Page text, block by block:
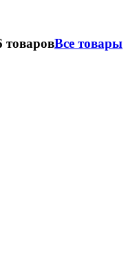
товаровВсе товары